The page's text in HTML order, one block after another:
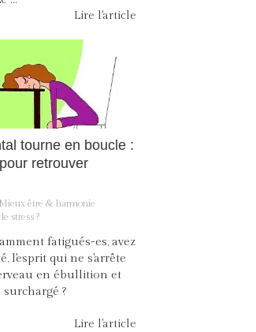
Lire l'article
tourne en boucle :
retrouver
Mieux être & harmonie
stress ?
fatigués-es, avez
l'esprit qui ne s'arrête
en ébullition et
?
Lire l'article